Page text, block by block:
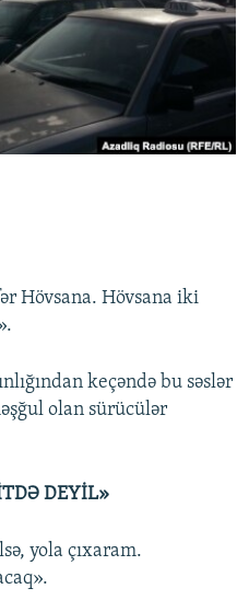
Hövsana. Hövsana iki
keçəndə bu səslər
olan sürücülər
DEYİL»
yola çıxaram.